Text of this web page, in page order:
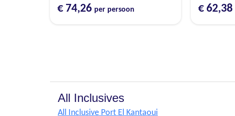
€ 74,26 per persoon € 62,38
All Inclusives
All Inclusive Port El Kantaoui